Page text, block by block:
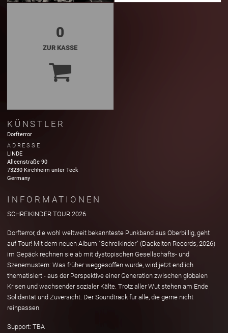
0
ZUR KASSE
KÜNSTLER
Dorfterror
ADRESSE
LINDE
Alleenstraße 90
73230 Kirchheim unter Teck
Germany
INFORMATIONEN
SCHREIKINDER TOUR 2026
Dorfterror, die wohl weltweit bekannteste Punkband aus Oberbillig, geht
auf Tour! Mit dem neuen Album "Schreikinder" (Dackelton Records, 2026)
im Gepäck rechnen sie ab mit dystopischen Gesellschafts- und
Szenemustern: Was früher weggesoffen wurde, wird jetzt endlich
thematisiert - aus der Perspektive einer Generation zwischen globalen
Krisen und wachsender sozialer Kälte. Trotz aller Wut stehen am Ende
Solidarität und Zuversicht. Der Soundtrack für alle, die gerne nicht
reinpassen.
Support: TBA